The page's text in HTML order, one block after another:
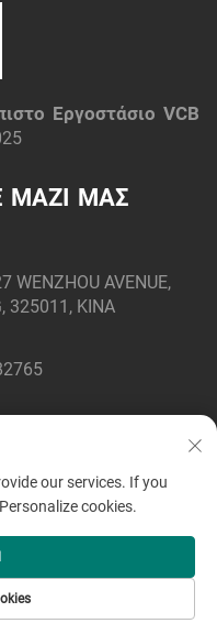
Εργοστάσιο VCB
ΜΑΖΙ ΜΑΣ
WENZHOU AVENUE,
325011, ΚΙΝΑ
από την Zhejiang
Πολιτική Απορρήτου
our services. If you
cookies.